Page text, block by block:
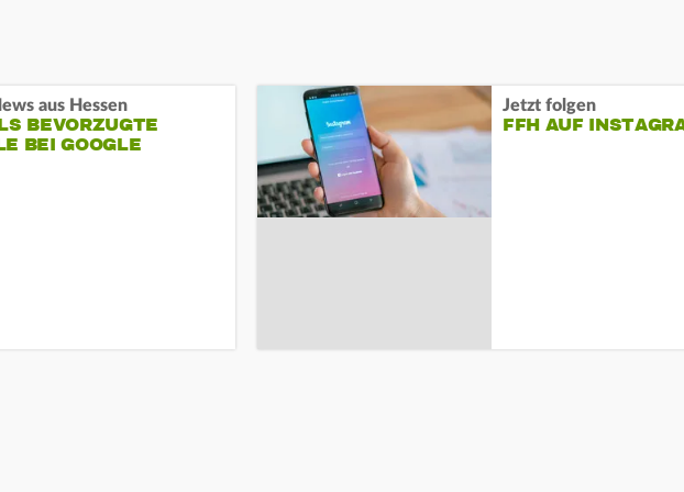
aus Hessen
BEVORZUGTE
BEI GOOGLE
Jetzt folgen
FFH AUF